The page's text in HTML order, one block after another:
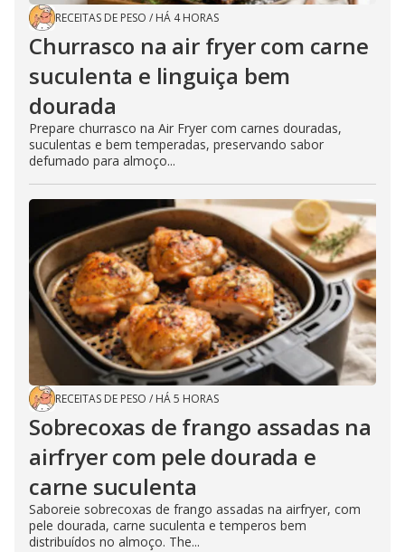
RECEITAS DE PESO / HÁ 4 HORAS
Churrasco na air fryer com carne
suculenta e linguiça bem
dourada
Prepare churrasco na Air Fryer com carnes douradas,
suculentas e bem temperadas, preservando sabor
defumado para almoço...
RECEITAS DE PESO / HÁ 5 HORAS
Sobrecoxas de frango assadas na
airfryer com pele dourada e
carne suculenta
Saboreie sobrecoxas de frango assadas na airfryer, com
pele dourada, carne suculenta e temperos bem
distribuídos no almoço. The...